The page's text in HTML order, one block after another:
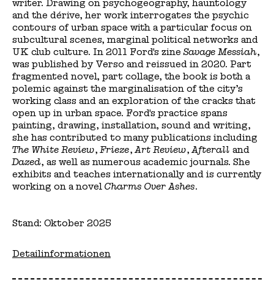
writer. Drawing on psychogeography, hauntology
and the dérive, her work interrogates the psychic
contours of urban space with a particular focus on
subcultural scenes, marginal political networks and
UK club culture. In 2011 Ford's zineSavage Messiah,
was published by Verso and reissued in 2020. Part
fragmented novel, part collage, the book is both a
polemic against the marginalisation of the city’s
working class and an exploration of the cracks that
open up in urban space. Ford's practice spans
painting, drawing, installation, sound and writing,
she has contributed to many publications including
The White Review, Frieze, Art Review, Afterall and
Dazed, as well as numerous academic journals. She
exhibits and teaches internationally and is currently
working on a novel Charms Over Ashes.
Stand: Oktober 2025
Detailinformationen